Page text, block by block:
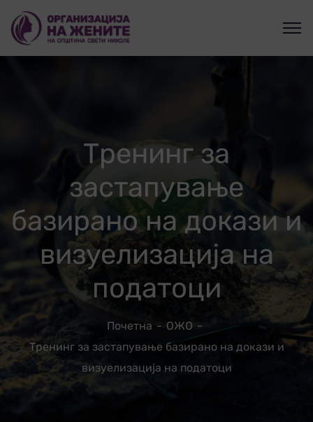
Тренинг за
застапување
базирано на докази и
визуелизација на
податоци
Почетна
ОЖО
Тренинг за застапување базирано на докази и
визуелизација на податоци